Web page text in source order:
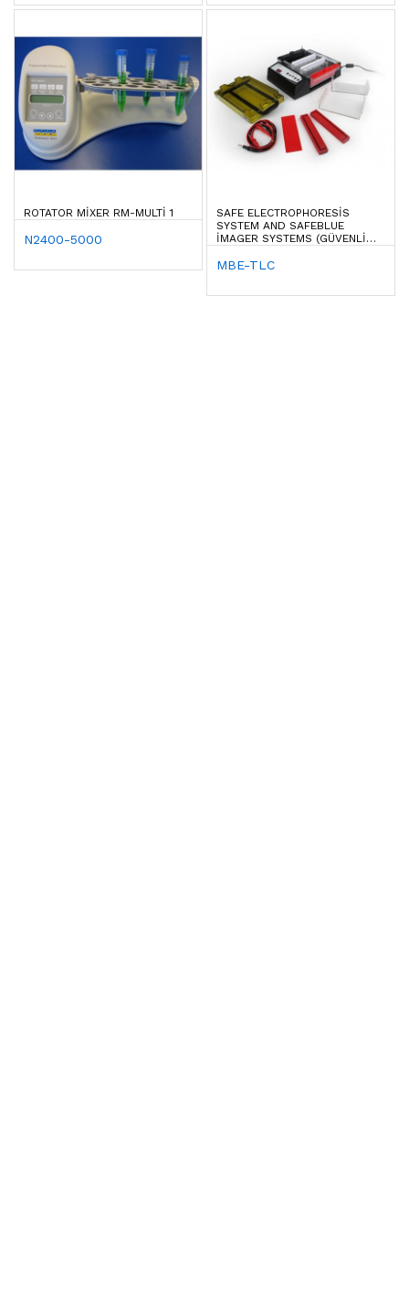
ROTATOR MIXER RM-MULTI 1
N2400-5000
SAFE ELECTROPHORESIS
SYSTEM AND SAFEBLUE
IMAGER SYSTEMS (GÜVENLI
TRANSILIMÜNATÖR
MBE-TLC